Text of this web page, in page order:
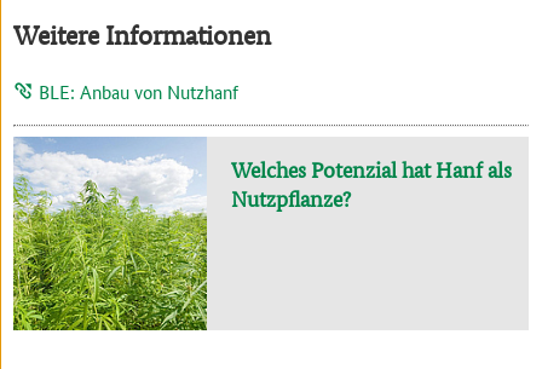
Weitere Informationen
BLE: Anbau von Nutzhanf
Welches Potenzial hat Hanf als
Nutzpflanze?